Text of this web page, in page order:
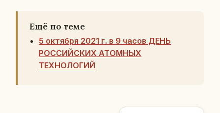
Ещё по теме
5 октября 2021 г. в 9 часов ДЕНЬ
РОССИЙСКИХ АТОМНЫХ
ТЕХНОЛОГИЙ